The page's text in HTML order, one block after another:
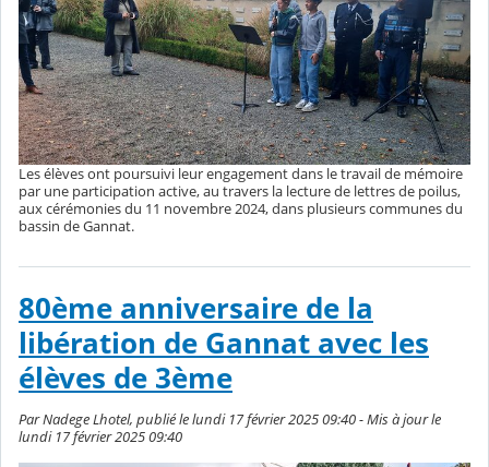
Les élèves ont poursuivi leur engagement dans le travail de mémoire
par une participation active, au travers la lecture de lettres de poilus,
aux cérémonies du 11 novembre 2024, dans plusieurs communes du
bassin de Gannat.
80ème anniversaire de la
libération de Gannat avec les
élèves de 3ème
Par Nadege Lhotel, publié le lundi 17 février 2025 09:40 - Mis à jour le
lundi 17 février 2025 09:40